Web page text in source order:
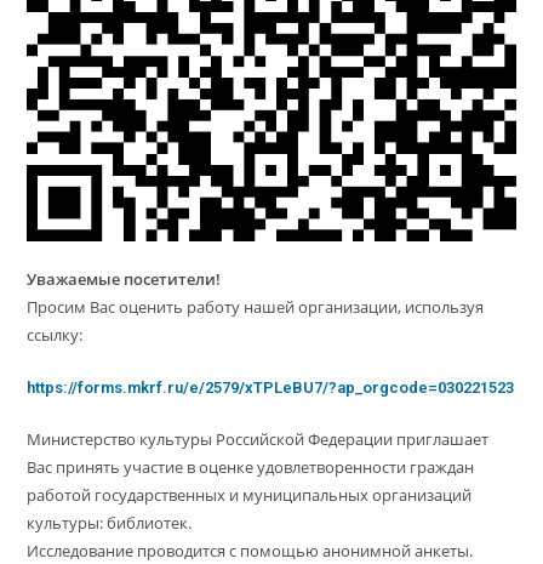
Уважаемые посетители!
Просим Вас оценить работу нашей организации, используя
ссылку:
https://forms.mkrf.ru/e/2579/xTPLeBU7/?ap_orgcode=030221523
Министерство культуры Российской Федерации приглашает
Вас принять участие в оценке удовлетворенности граждан
работой государственных и муниципальных организаций
культуры: библиотек.
Исследование проводится с помощью анонимной анкеты.